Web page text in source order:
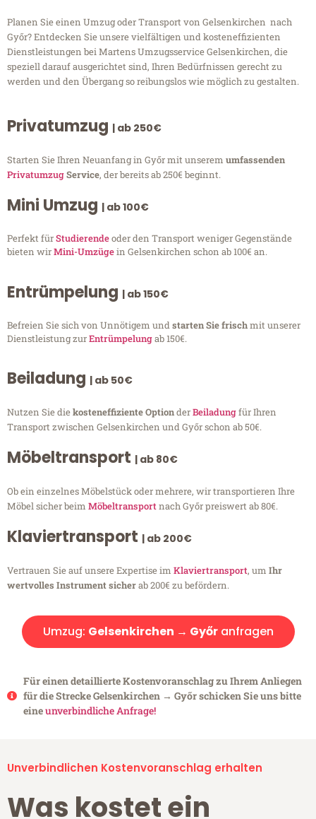
Planen Sie einen Umzug oder Transport von Gelsenkirchen nach
Győr? Entdecken Sie unsere vielfältigen und kosteneffizienten
Dienstleistungen bei Martens Umzugsservice Gelsenkirchen, die
speziell darauf ausgerichtet sind, Ihren Bedürfnissen gerecht zu
werden und den Übergang so reibungslos wie möglich zu gestalten.
Privatumzug | ab 250€
Starten Sie Ihren Neuanfang in Győr mit unserem umfassenden
PrivatumzugService, der bereits ab 250€ beginnt.
Mini Umzug | ab 100€
Perfekt fürStudierendeoder den Transport weniger Gegenstände
bieten wirMini-Umzügein Gelsenkirchen schon ab 100€ an.
Entrümpelung | ab 150€
Befreien Sie sich von Unnötigem undstarten Sie frischmit unserer
Dienstleistung zurEntrümpelungab 150€.
Beiladung | ab 50€
Nutzen Sie diekosteneffiziente OptionderBeiladungfür Ihren
Transport zwischen Gelsenkirchen und Győr schon ab 50€.
Möbeltransport | ab 80€
Ob ein einzelnes Möbelstück oder mehrere, wir transportieren Ihre
Möbel sicher beim Möbeltransportnach Győr preiswert ab 80€.
Klaviertransport | ab 200€
Vertrauen Sie auf unsere Expertise im Klaviertransport, um Ihr
wertvolles Instrument sicherab 200€ zu befördern.
Umzug: Gelsenkirchen → Győranfragen
Für einen detaillierte Kostenvoranschlag zu Ihrem Anliegen
für die Strecke Gelsenkirchen → Győr schicken Sie uns bitte
eineunverbindliche Anfrage!
Unverbindlichen Kostenvoranschlag erhalten
Was kostet ein